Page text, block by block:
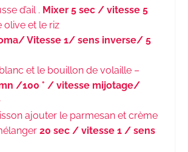
d’ail . Mixer 5 sec / vitesse 5
olive et le riz
Vitesse 1/ sens inverse/ 5
et le bouillon de volaille –
/100 ° / vitesse mijotage/
ajouter le parmesan et crème
20 sec / vitesse 1 / sens